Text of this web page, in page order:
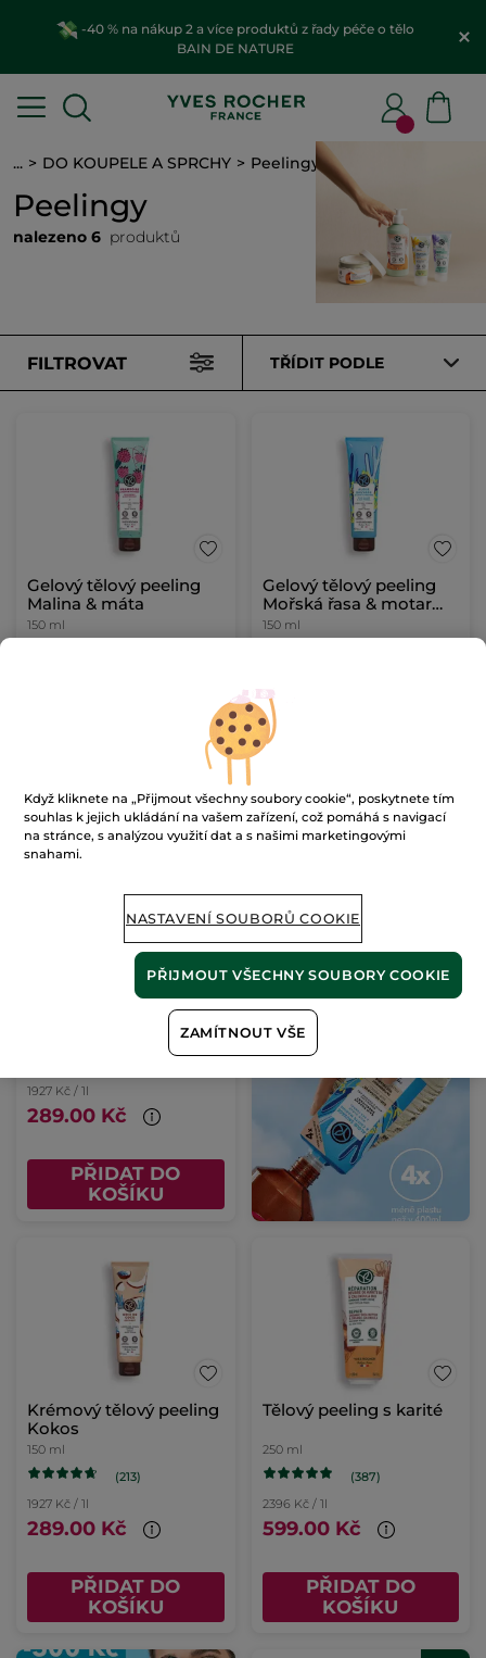
-40 % na nákup 2 a více produktů z řady péče o tělo
BAIN DE NATURE
... DO KOUPELE A SPRCHY Peelingy
Peelingy
nalezeno 6 produktů
FILTROVAT TŘÍDIT PODLE
Gelový tělový peeling
Malina & máta
150 ml
Gelový tělový peeling
Mořská řasa & motar
přímořský
150 ml
289.00 Kč
Tělový peeling Argan &
bio růže z Maroka
1927 Kč / 1l
289.00 Kč
PŘIDAT DO
KOŠÍKU
Krémový tělový peeling
Kokos
150 ml
(213)
1927 Kč / 1l
289.00 Kč
PŘIDAT DO
KOŠÍKU
Tělový peeling s karité
250 ml
(387)
2396 Kč / 1l
599.00 Kč
PŘIDAT DO
KOŠÍKU
Když kliknete na „Přijmout všechny soubory cookie“, poskytnete tím
souhlas k jejich ukládání na vašem zařízení, což pomáhá s navigací
na stránce, s analýzou využití dat a s našimi marketingovými
snahami.
NASTAVENÍ SOUBORŮ COOKIE
ZAMÍTNOUT VŠE
PŘIJMOUT VŠECHNY SOUBORY COOKIE